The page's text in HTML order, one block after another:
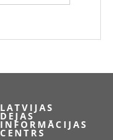
LATVIJAS
DEJAS
INFORMĀCIJAS
CENTRS